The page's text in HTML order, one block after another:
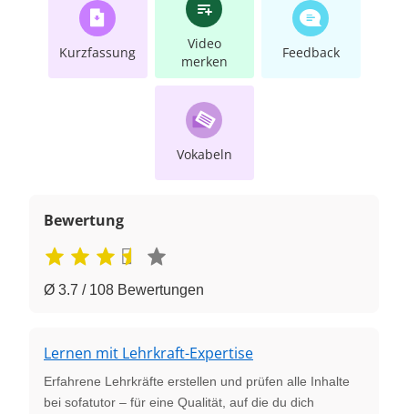
Kurzfassung
Video
merken
Feedback
Vokabeln
Bewertung
Ø 3.7 / 108 Bewertungen
Lernen mit Lehrkraft-Expertise
Erfahrene Lehrkräfte erstellen und prüfen alle Inhalte
bei sofatutor – für eine Qualität, auf die du dich